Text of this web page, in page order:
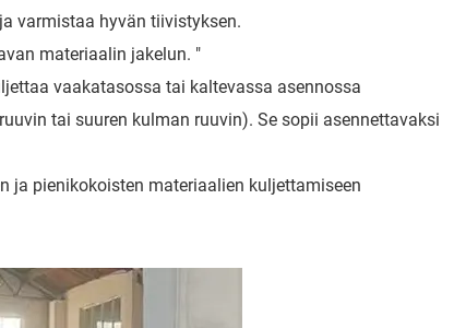
varmistaa hyvän tiivistyksen.
materiaalin jakelun. "
vaakatasossa tai kaltevassa asennossa
tai suuren kulman ruuvin). Se sopii asennettavaksi
ja pienikokoisten materiaalien kuljettamiseen